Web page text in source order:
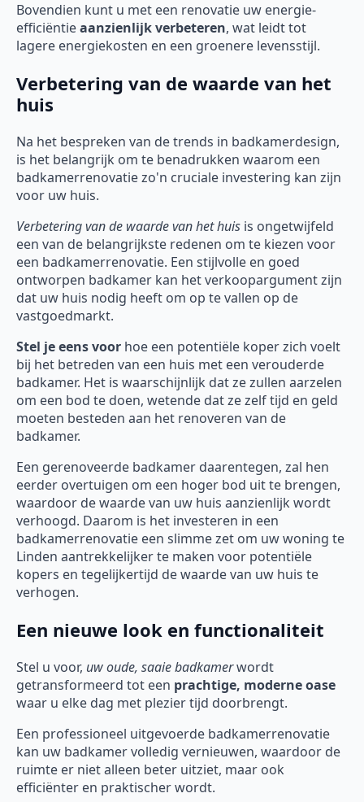
Bovendien kunt u met een renovatie uw energie-
efficiëntieaanzienlijk verbeteren, wat leidt tot
lagere energiekosten en een groenere levensstijl.
Verbetering van de waarde van het
huis
Na het bespreken van de trends in badkamerdesign,
is het belangrijk om te benadrukken waarom een
badkamerrenovatie zo'n cruciale investering kan zijn
voor uw huis.
Verbetering van de waarde van het huis is ongetwijfeld
een van de belangrijkste redenen om te kiezen voor
een badkamerrenovatie. Een stijlvolle en goed
ontworpen badkamer kan het verkoopargument zijn
dat uw huis nodig heeft om op te vallen op de
vastgoedmarkt.
Stel je eens voor hoe een potentiële koper zich voelt
bij het betreden van een huis met een verouderde
badkamer. Het is waarschijnlijk dat ze zullen aarzelen
om een bod te doen, wetende dat ze zelf tijd en geld
moeten besteden aan het renoveren van de
badkamer.
Een gerenoveerde badkamer daarentegen, zal hen
eerder overtuigen om een hoger bod uit te brengen,
waardoor de waarde van uw huis aanzienlijk wordt
verhoogd. Daarom is het investeren in een
badkamerrenovatie een slimme zet om uw woning te
Linden aantrekkelijker te maken voor potentiële
kopers en tegelijkertijd de waarde van uw huis te
verhogen.
Een nieuwe look en functionaliteit
Stel u voor, uw oude, saaie badkamerwordt
getransformeerd tot een prachtige, moderne oase
waar u elke dag met plezier tijd doorbrengt.
Een professioneel uitgevoerde badkamerrenovatie
kan uw badkamer volledig vernieuwen, waardoor de
ruimte er niet alleen beter uitziet, maar ook
efficiënter en praktischer wordt.